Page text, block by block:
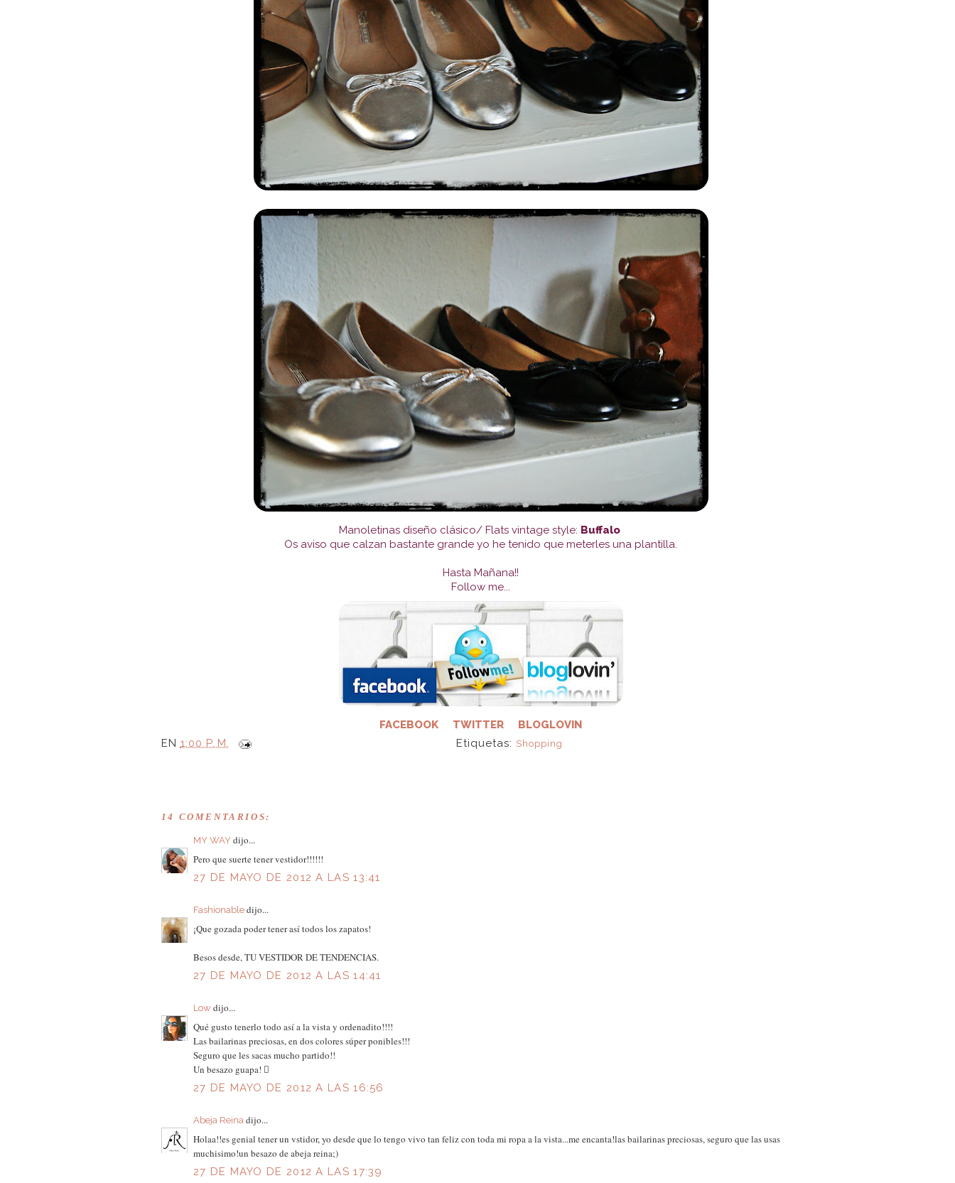
Manoletinas diseño clásico/ Flats vintage style: Buffalo
Os aviso que calzan bastante grande yo he tenido que meterles una plantilla.
Hasta Mañana!!
Follow me...
FACEBOOK TWITTER
BLOGLOVIN
EN 1:00 P. M. Etiquetas: Shopping
14 COMENTARIOS:
MY WAYdijo...
Pero que suerte tener vestidor!!!!!!
27 DE MAYO DE 2012 A LAS 13:41
Fashionabledijo...
¡Que gozada poder tener así todos los zapatos!
Besos desde, TU VESTIDOR DE TENDENCIAS.
27 DE MAYO DE 2012 A LAS 14:41
Lowdijo...
Qué gusto tenerlo todo así a la vista y ordenadito!!!!
Las bailarinas preciosas, en dos colores súper ponibles!!!
Seguro que les sacas mucho partido!!
Un besazo guapa! 
27 DE MAYO DE 2012 A LAS 16:56
Abeja Reinadijo...
Holaa!!es genial tener un vstidor, yo desde que lo tengo vivo tan feliz con toda mi ropa a la vista...me encanta!las bailarinas preciosas, seguro que las usas
muchisimo!un besazo de abeja reina;)
27 DE MAYO DE 2012 A LAS 17:39